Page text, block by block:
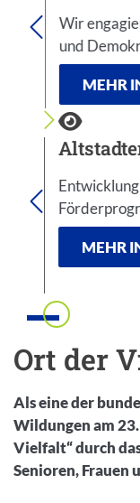
Wir
und
MEHR
MEHR
Einleitung
Ort der
Als eine der
Wildungen am
Vielfalt“ durch
Senioren, Frauen